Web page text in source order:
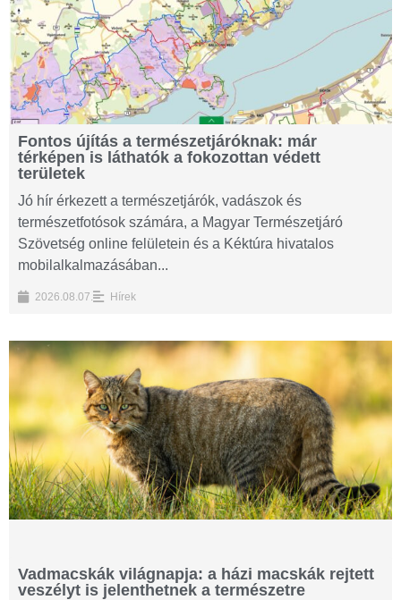
Fontos újítás a természetjáróknak: már
térképen is láthatók a fokozottan védett
területek
Jó hír érkezett a természetjárók, vadászok és
természetfotósok számára, a Magyar Természetjáró
Szövetség online felületein és a Kéktúra hivatalos
mobilalkalmazásában...
2026.08.07. Hírek
Vadmacskák világnapja: a házi macskák rejtett
veszélyt is jelenthetnek a természetre